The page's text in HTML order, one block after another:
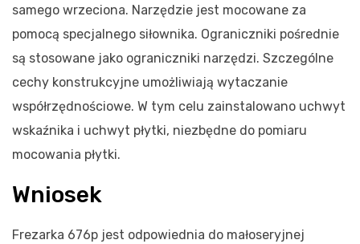
samego wrzeciona. Narzędzie jest mocowane za
pomocą specjalnego siłownika. Ograniczniki pośrednie
są stosowane jako ograniczniki narzędzi. Szczególne
cechy konstrukcyjne umożliwiają wytaczanie
współrzędnościowe. W tym celu zainstalowano uchwyt
wskaźnika i uchwyt płytki, niezbędne do pomiaru
mocowania płytki.
Wniosek
Frezarka 676p jest odpowiednia do małoseryjnej